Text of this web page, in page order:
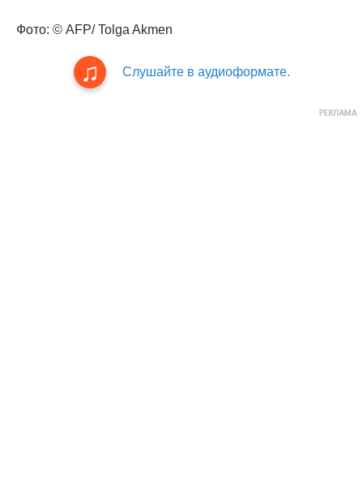
Фото: © AFP/ Tolga Akmen
Слушайте в аудиоформате.